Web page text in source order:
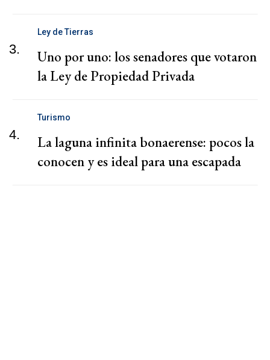
3.
Ley de Tierras
Uno por uno: los senadores que votaron
la Ley de Propiedad Privada
4.
Turismo
La laguna infinita bonaerense: pocos la
conocen y es ideal para una escapada